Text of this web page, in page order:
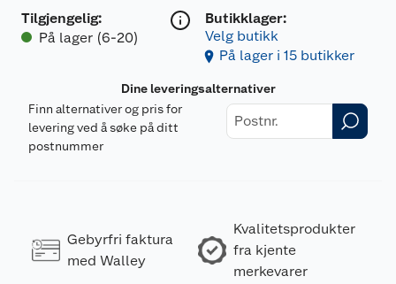
Tilgjengelig:
På lager (6-20)
Butikklager:
Velg butikk
På lager i 15 butikker
Dine leveringsalternativer
Finn alternativer og pris for
levering ved å søke på ditt
postnummer
Gebyrfri faktura
med Walley
Kvalitetsprodukter
fra kjente
merkevarer